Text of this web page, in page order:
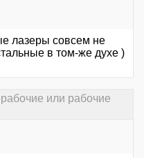
лазеры совсем не
в том-же духе )
или рабочие